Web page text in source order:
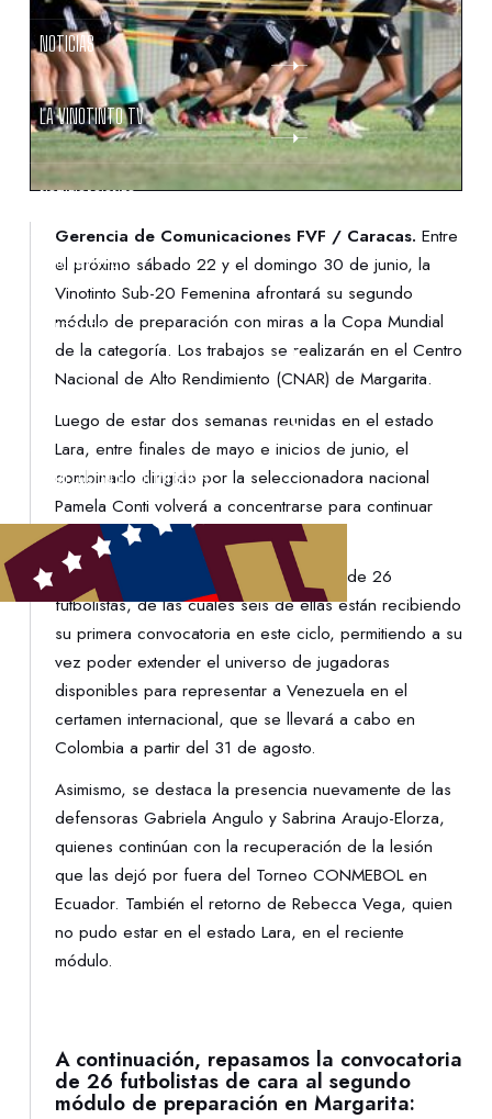
NOTICIAS
LA VINOTINTO TV
NOTIFICACIONES
NORMATIVAS
CONTACTO
PROTECCIÓN DE LA INFANCIA
Gerencia de Comunicaciones FVF / Caracas.Entre
el próximo sábado 22 y el domingo 30 de junio, la
Vinotinto Sub-20 Femenina afrontará su segundo
módulo de preparación con miras a la Copa Mundial
de la categoría. Los trabajos se realizarán en el Centro
Nacional de Alto Rendimiento (CNAR) de Margarita.
Luego de estar dos semanas reunidas en el estado
Lara, entre finales de mayo e inicios de junio, el
combinado dirigido por la seleccionadora nacional
Pamela Conti volverá a concentrarse para continuar
con la planificación del cuerpo técnico.
Dicha actividad contará con un llamado de 26
futbolistas, de las cuales seis de ellas están recibiendo
su primera convocatoria en este ciclo, permitiendo a su
vez poder extender el universo de jugadoras
disponibles para representar a Venezuela en el
certamen internacional, que se llevará a cabo en
Colombia a partir del 31 de agosto.
Asimismo, se destaca la presencia nuevamente de las
defensoras Gabriela Angulo y Sabrina Araujo-Elorza,
quienes continúan con la recuperación de la lesión
que las dejó por fuera del Torneo CONMEBOL en
Ecuador. También el retorno de Rebecca Vega, quien
no pudo estar en el estado Lara, en el reciente
módulo.
A continuación, repasamos la convocatoria
de 26 futbolistas de cara al segundo
módulo de preparación en Margarita: